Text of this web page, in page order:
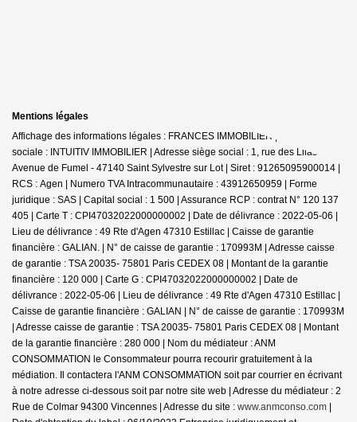
Mentions légales
Affichage des informations légales : FRANCES IMMOBILIER | Raison
sociale : INTUITIV IMMOBILIER | Adresse siège social : 1, rue des Lilas -
Avenue de Fumel - 47140 Saint Sylvestre sur Lot | Siret : 91265095900014 |
RCS : Agen | Numero TVA Intracommunautaire : 43912650959 | Forme
juridique : SAS | Capital social : 1 500 | Assurance RCP : contrat N° 120 137
405 | Carte T : CPI47032022000000002 | Date de délivrance : 2022-05-06 |
Lieu de délivrance : 49 Rte d'Agen 47310 Estillac | Caisse de garantie
financière : GALIAN. | N° de caisse de garantie : 170993M | Adresse caisse
de garantie : TSA 20035- 75801 Paris CEDEX 08 | Montant de la garantie
financière : 120 000 | Carte G : CPI47032022000000002 | Date de
délivrance : 2022-05-06 | Lieu de délivrance : 49 Rte d'Agen 47310 Estillac |
Caisse de garantie financière : GALIAN | N° de caisse de garantie : 170993M
| Adresse caisse de garantie : TSA 20035- 75801 Paris CEDEX 08 | Montant
de la garantie financière : 280 000 | Nom du médiateur : ANM
CONSOMMATION le Consommateur pourra recourir gratuitement à la
médiation. Il contactera l'ANM CONSOMMATION soit par courrier en écrivant
à notre adresse ci-dessous soit par notre site web | Adresse du médiateur : 2
Rue de Colmar 94300 Vincennes | Adresse du site : www.anmconso.com |